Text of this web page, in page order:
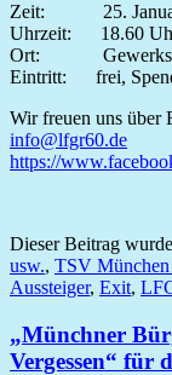
Zeit: 25.
Uhrzeit: 18.60
Ort:
Eintritt: frei,
Wir freuen uns über
info@lfgr60.de
https://
Dieser Beitrag
usw., TSV
Aussteiger, Exit,
„Münchner
Vergessen“ für